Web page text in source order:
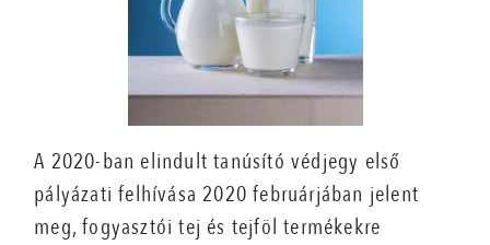
A 2020-ban elindult tanúsító védjegy első
pályázati felhívása 2020 februárjában jelent
meg, fogyasztói tej és tejföl termékekre